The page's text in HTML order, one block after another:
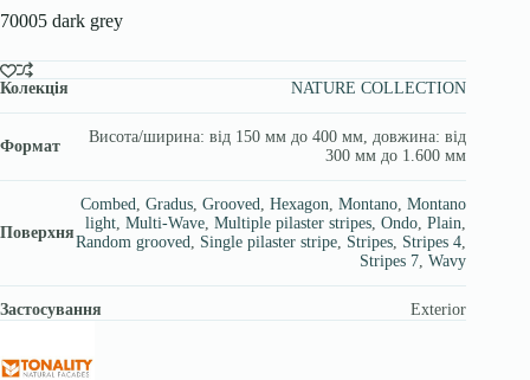
70005 dark grey
Колекція NATURE COLLECTION
Формат
Висота/ширина: від 150 мм до 400 мм, довжина: від
300 мм до 1.600 мм
Поверхня
Combed,Gradus,Grooved,Hexagon,Montano,Montano
light,Multi-Wave,Multiple pilaster stripes,Ondo,Plain,
Random grooved, Single pilaster stripe, Stripes, Stripes 4,
Stripes 7,Wavy
Застосування Exterior